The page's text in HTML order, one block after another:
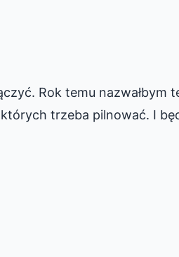
Rok temu nazwałbym
trzeba pilnować. I